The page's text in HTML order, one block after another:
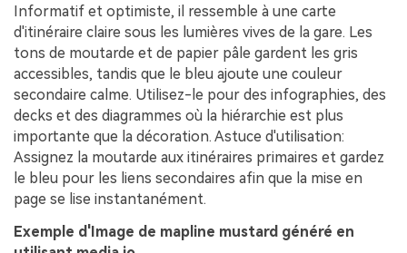
Informatif et optimiste, il ressemble à une carte
d'itinéraire claire sous les lumières vives de la gare. Les
tons de moutarde et de papier pâle gardent les gris
accessibles, tandis que le bleu ajoute une couleur
secondaire calme. Utilisez-le pour des infographies, des
decks et des diagrammes où la hiérarchie est plus
importante que la décoration. Astuce d'utilisation:
Assignez la moutarde aux itinéraires primaires et gardez
le bleu pour les liens secondaires afin que la mise en
page se lise instantanément.
Exemple d'Image de mapline mustard généré en